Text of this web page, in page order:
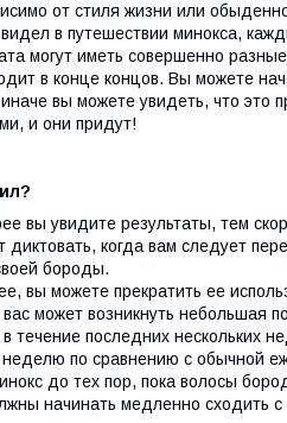
от стиля жизни или
в путешествии минокса,
могут иметь совершенно
в конце концов. Вы можете
вы можете увидеть, что это
и они придут!
вы увидите результаты, тем
когда вам следует
бороды.
вы можете прекратить ее
может возникнуть небольшая
последних нескольких
по сравнению с обычной
до тех пор, пока волосы
начинать медленно сходить с